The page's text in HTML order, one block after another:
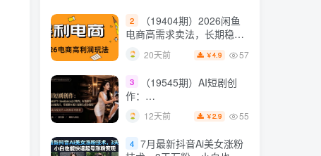
2
（19404期）2026闲鱼
电商高需求卖法，长期稳定
可做，一单利润300
20天前 ￥4.9 57
3
（19545期）AI短剧创
作：
ChatGPT+Seedance2.0教
程，从零制作恶毒女配短
全流程
12天前 ￥2.9 55
4 7月最新抖音Ai美女涨粉